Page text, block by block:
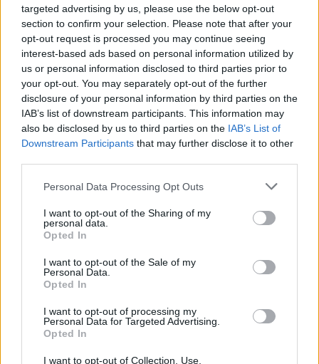
targeted advertising by us, please use the below opt-out
section to confirm your selection. Please note that after your
opt-out request is processed you may continue seeing
interest-based ads based on personal information utilized by
us or personal information disclosed to third parties prior to
your opt-out. You may separately opt-out of the further
disclosure of your personal information by third parties on the
IAB’s list of downstream participants. This information may
also be disclosed by us to third parties on the IAB’s List of
Downstream Participants that may further disclose it to other
Personal Data Processing Opt Outs
I want to opt-out of the Sharing of my
personal data.
Opted In
I want to opt-out of the Sale of my
Personal Data.
Opted In
I want to opt-out of processing my
Personal Data for Targeted Advertising.
Opted In
I want to opt-out of Collection, Use,
ΔΕΙΤΕ ΕΠΙΣΗΣ
ΣΤΗΝ ΙΔΙΑ ΚΑΤΗΓΟΡΙΑ
6 φρούτα που μπορουν να